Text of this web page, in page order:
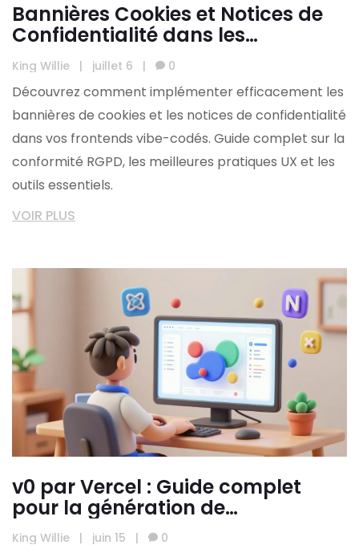
Bannières Cookies et Notices de
Confidentialité dans les
Frontends Vibe-Codés
King Willie | juillet 6 | 0
Découvrez comment implémenter efficacement les
bannières de cookies et les notices de confidentialité
dans vos frontends vibe-codés. Guide complet sur la
conformité RGPD, les meilleures pratiques UX et les
outils essentiels.
VOIR PLUS
v0 par Vercel : Guide complet
pour la génération de
composants React et Next.js
King Willie | juin 15 | 0